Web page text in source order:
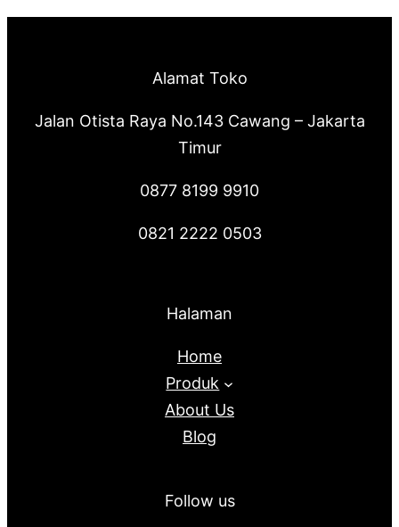
Alamat Toko
Jalan Otista Raya No.143 Cawang – Jakarta
Timur
0877 8199 9910
0821 2222 0503
Halaman
Home
Produk
About Us
Blog
Follow us